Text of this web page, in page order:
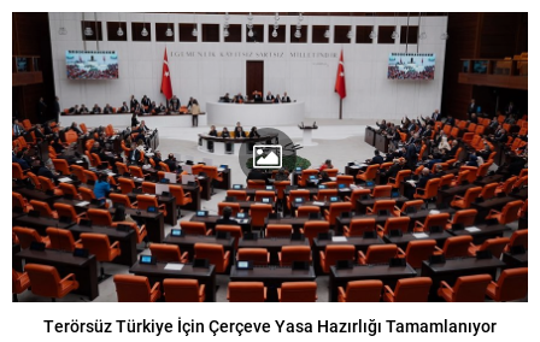
Terörsüz Türkiye İçin Çerçeve Yasa Hazırlığı Tamamlanıyor